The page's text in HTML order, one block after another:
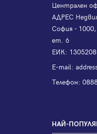
Централен
АДРЕС
София -
ет. 6
ЕИК:
Е-mail:
Телефон:
НАЙ-